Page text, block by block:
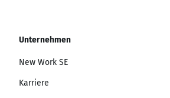
Unternehmen
New Work SE
Karriere